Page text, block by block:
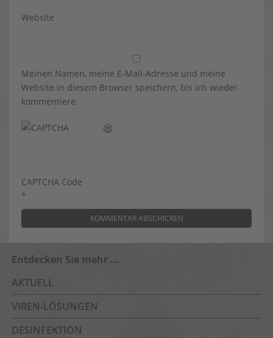
Website
Meinen Namen, meine E-Mail-Adresse und meine
Website in diesem Browser speichern, bis ich wieder
kommentiere.
CAPTCHA Code
*
Entdecken Sie mehr …
AKTUELL
VIREN-LÖSUNGEN
DESINFEKTION